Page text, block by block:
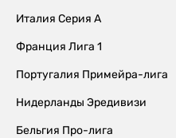
Италия Серия А
Франция Лига 1
Португалия Примейра-лига
Нидерланды Эредивизи
Бельгия Про-лига